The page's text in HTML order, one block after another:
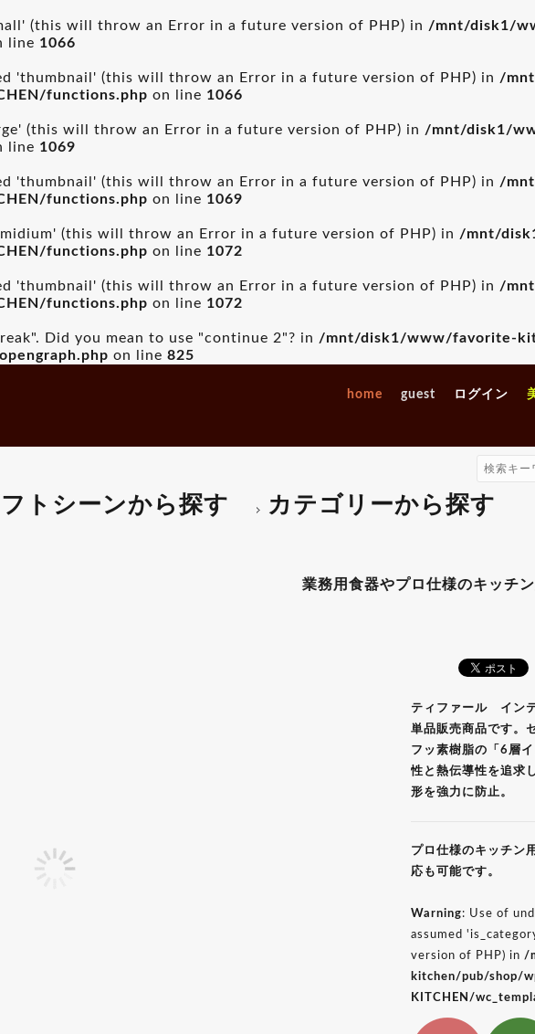
(this will throw an Error in a future version of PHP) in /mnt/disk1/
line 1066
'thumbnail' (this will throw an Error in a future version of PHP) in /
functions.php on line 1066
(this will throw an Error in a future version of PHP) in /mnt/disk1/
line 1069
'thumbnail' (this will throw an Error in a future version of PHP) in /
functions.php on line 1069
(this will throw an Error in a future version of PHP) in /mnt/
functions.php on line 1072
'thumbnail' (this will throw an Error in a future version of PHP) in /
functions.php on line 1072
Did you mean to use "continue 2"? in /mnt/disk1/www/favorite-
on line 825
home guest ログイン
トシーンから探す
カテゴリーから探す
業務用食器やプロ仕様のキッチン用品
ジュエル エッグロースター 【ギフ
ティファール イン
単品販売商品です。
フッ素樹脂の「6層
性と熱伝導性を追求
形を強力に防止。
プロ仕様のキッチン
応も可能です。
Warning: Use of
assumed
version of PHP) in /
kitchen/pub/shop/
KITCHEN/
ギフト